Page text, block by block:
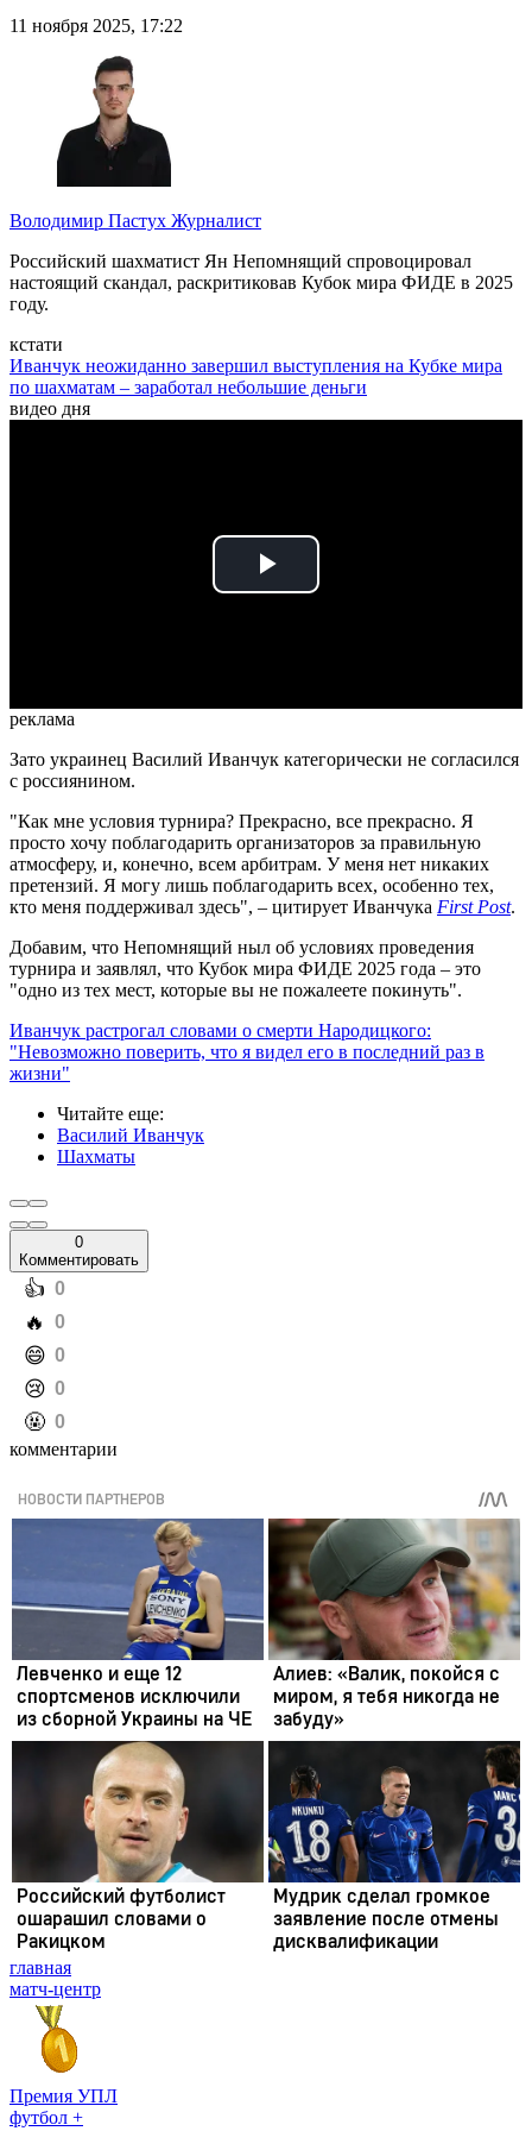
11 ноября 2025, 17:22
Володимир Пастух Журналист
Российский шахматист Ян Непомнящий спровоцировал
настоящий скандал, раскритиковав Кубок мира ФИДЕ в 2025
году.
кстати
Иванчук неожиданно завершил выступления на Кубке мира
по шахматам – заработал небольшие деньги
видео дня
Play
реклама
Зато украинец Василий Иванчук категорически не согласился
с россиянином.
"Как мне условия турнира? Прекрасно, все прекрасно. Я
просто хочу поблагодарить организаторов за правильную
атмосферу, и, конечно, всем арбитрам. У меня нет никаких
претензий. Я могу лишь поблагодарить всех, особенно тех,
кто меня поддерживал здесь", – цитирует Иванчука First Post.
Добавим, что Непомнящий ныл об условиях проведения
турнира и заявлял, что Кубок мира ФИДЕ 2025 года – это
"одно из тех мест, которые вы не пожалеете покинуть".
Иванчук растрогал словами о смерти Народицкого:
"Невозможно поверить, что я видел его в последний раз в
жизни"
Читайте еще:
Василий Иванчук
Шахматы
0
Комментировать
️👍 0
️🔥 0
️😄 0
️😢 0
️🤬 0
комментарии
главная
матч-центр
Премия УПЛ
футбол +